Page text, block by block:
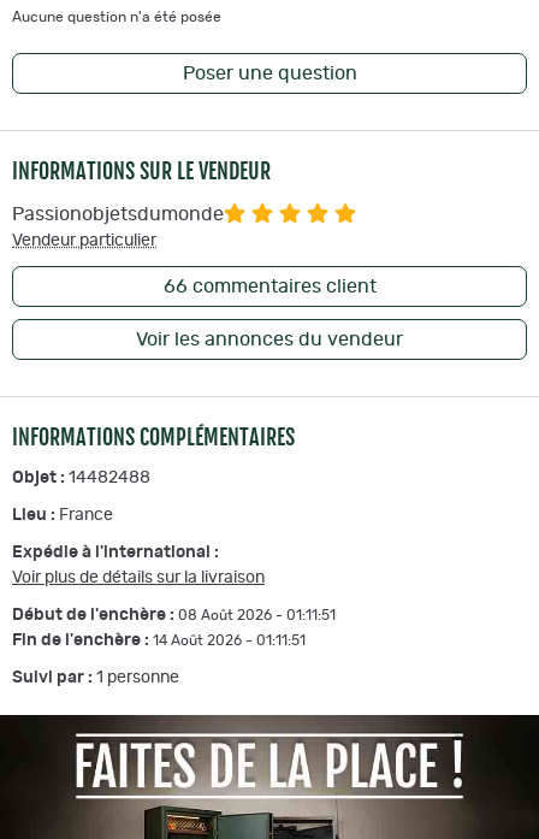
Aucune question n'a été posée
Poser une question
INFORMATIONS SUR LE VENDEUR
Passionobjetsdumonde
Vendeur particulier
66 commentaires client
Voir les annonces du vendeur
INFORMATIONS COMPLÉMENTAIRES
Objet : 14482488
Lieu : France
Expédie à l'international :
Voir plus de détails sur la livraison
Début de l'enchère : 08 Août 2026 - 01:11:51
Fin de l'enchère : 14 Août 2026 - 01:11:51
Suivi par : 1 personne